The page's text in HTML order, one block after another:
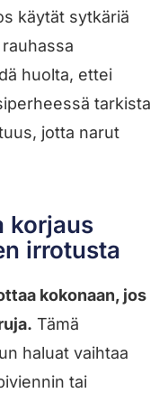
käytät sytkäriä
huolta, ettei
tarkista
jotta narut
korjaus
irrotusta
kokonaan, jos
Tämä
haluat vaihtaa
tai